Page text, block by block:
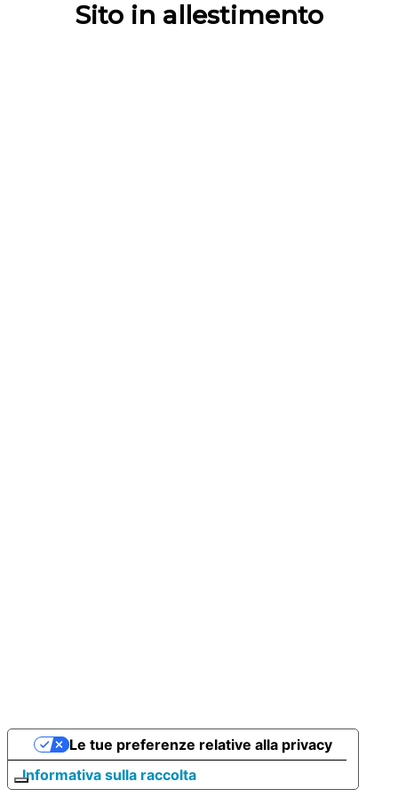
Sito in allestimento
Informativa sulla raccolta
Le tue preferenze relative alla privacy